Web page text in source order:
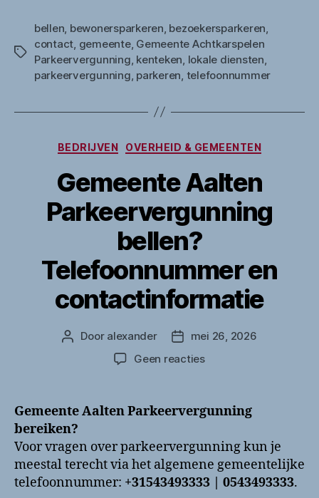
Tags
bellen bewonersparkeren bezoekersparkeren
contact gemeente, Gemeente Achtkarspelen
Parkeervergunning kenteken lokale diensten
parkeervergunning parkeren telefoonnummer
Categorieën
BEDRIJVEN OVERHEID & GEMEENTEN
Gemeente Aalten
Parkeervergunning
bellen?
Telefoonnummer en
contactinformatie
Berichtauteur
Door alexander Berichtdatum
mei 26, 2026
Geen reactiesop
Parkeervergunning
bellen?
en
contactinformatie
Gemeente Aalten Parkeervergunning
bereiken?
Voor vragen over parkeervergunning kun je
meestal terecht via het algemene gemeentelijke
telefoonnummer: +31543493333 | 0543493333.